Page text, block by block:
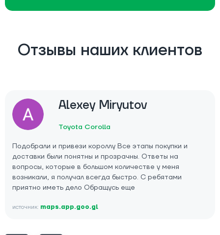
Отзывы наших клиентов
Alexey Miryutov
Toyota Corolla
Подобрали и привези короллу Все этапы покупки и
доставки были понятны и прозрачны. Ответы на
вопросы, которые в большом количестве у меня
возникали, я получал всегда быстро. С ребятами
приятно иметь дело Обращусь еще
источник: maps.app.goo.gl